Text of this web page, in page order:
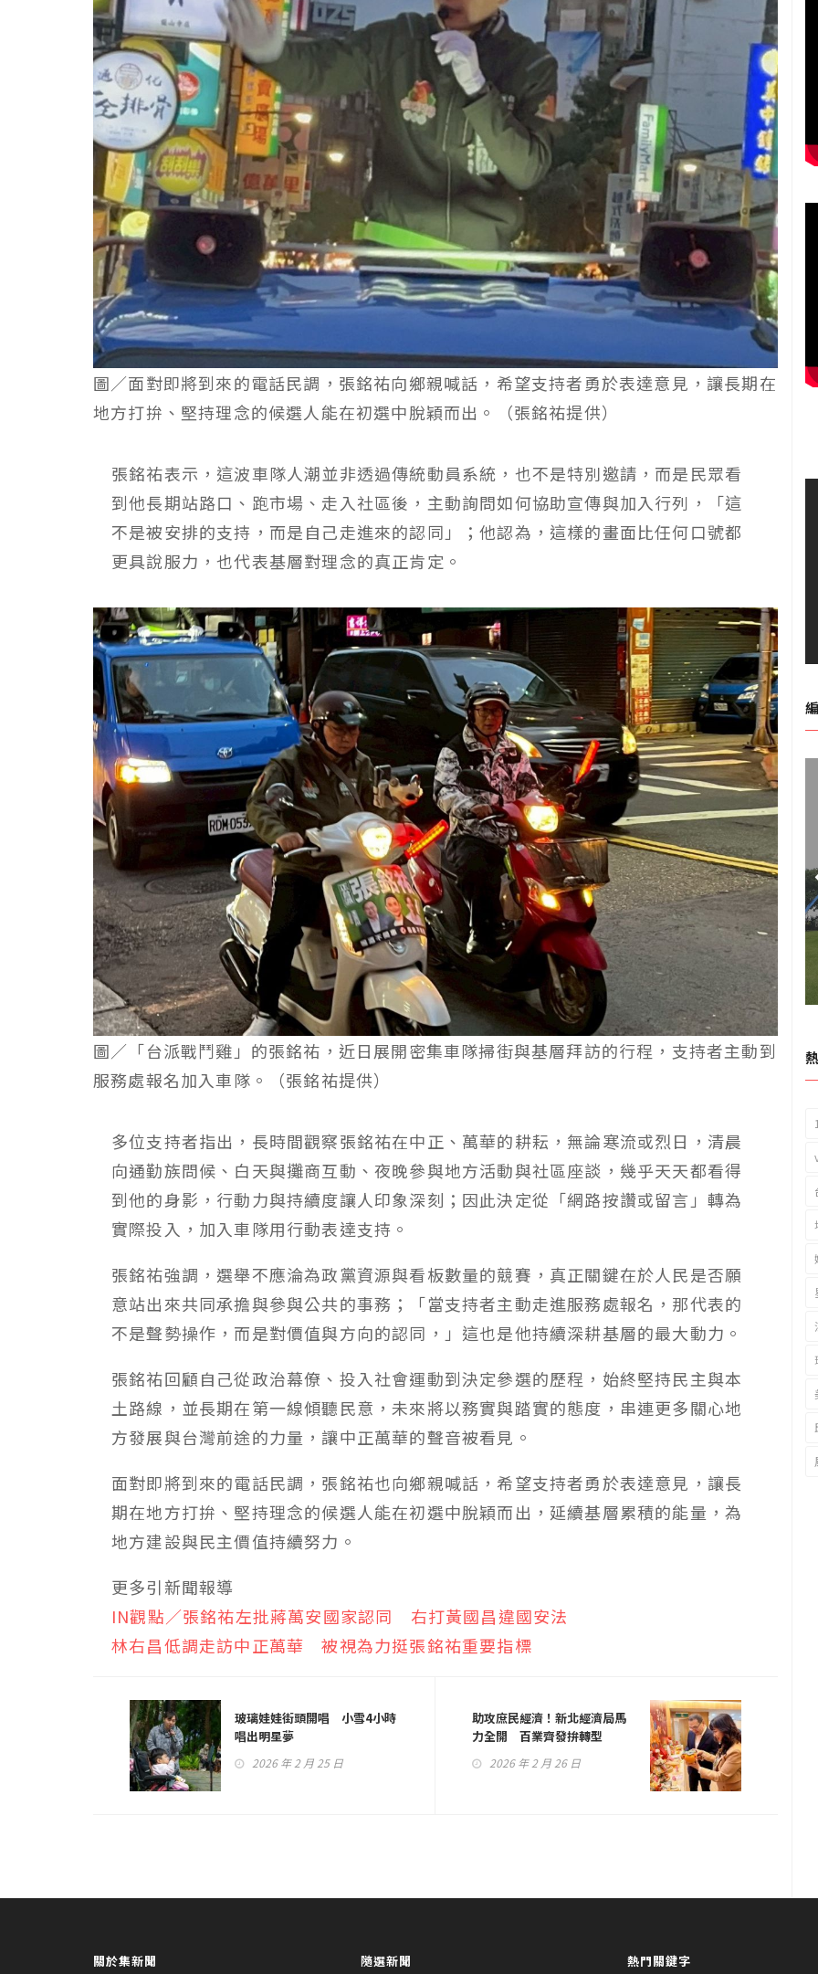
圖／面對即將到來的電話民調，張銘祐向鄉親喊話，希望支持者勇於表達意見，讓長期在
地方打拚、堅持理念的候選人能在初選中脫穎而出。（張銘祐提供）
張銘祐表示，這波車隊人潮並非透過傳統動員系統，也不是特別邀請，而是民眾看
到他長期站路口、跑市場、走入社區後，主動詢問如何協助宣傳與加入行列，「這
不是被安排的支持，而是自己走進來的認同」；他認為，這樣的畫面比任何口號都
更具說服力，也代表基層對理念的真正肯定。
圖／「台派戰鬥雞」的張銘祐，近日展開密集車隊掃街與基層拜訪的行程，支持者主動到
服務處報名加入車隊。（張銘祐提供）
多位支持者指出，長時間觀察張銘祐在中正、萬華的耕耘，無論寒流或烈日，清晨
向通勤族問候、白天與攤商互動、夜晚參與地方活動與社區座談，幾乎天天都看得
到他的身影，行動力與持續度讓人印象深刻；因此決定從「網路按讚或留言」轉為
實際投入，加入車隊用行動表達支持。
張銘祐強調，選舉不應淪為政黨資源與看板數量的競賽，真正關鍵在於人民是否願
意站出來共同承擔與參與公共的事務；「當支持者主動走進服務處報名，那代表的
不是聲勢操作，而是對價值與方向的認同，」這也是他持續深耕基層的最大動力。
張銘祐回顧自己從政治幕僚、投入社會運動到決定參選的歷程，始終堅持民主與本
土路線，並長期在第一線傾聽民意，未來將以務實與踏實的態度，串連更多關心地
方發展與台灣前途的力量，讓中正萬華的聲音被看見。
面對即將到來的電話民調，張銘祐也向鄉親喊話，希望支持者勇於表達意見，讓長
期在地方打拚、堅持理念的候選人能在初選中脫穎而出，延續基層累積的能量，為
地方建設與民主價值持續努力。
更多引新聞報導
IN觀點／張銘祐左批蔣萬安國家認同 右打黃國昌違國安法
林右昌低調走訪中正萬華 被視為力挺張銘祐重要指標
玻璃娃娃街頭開唱 小雪4小時
唱出明星夢
2026 年 2 月 25 日
助攻庶民經濟！新北經濟局馬
力全開 百業齊發拚轉型
2026 年 2 月 26 日
關於集新聞 隨選新聞 熱門關鍵字